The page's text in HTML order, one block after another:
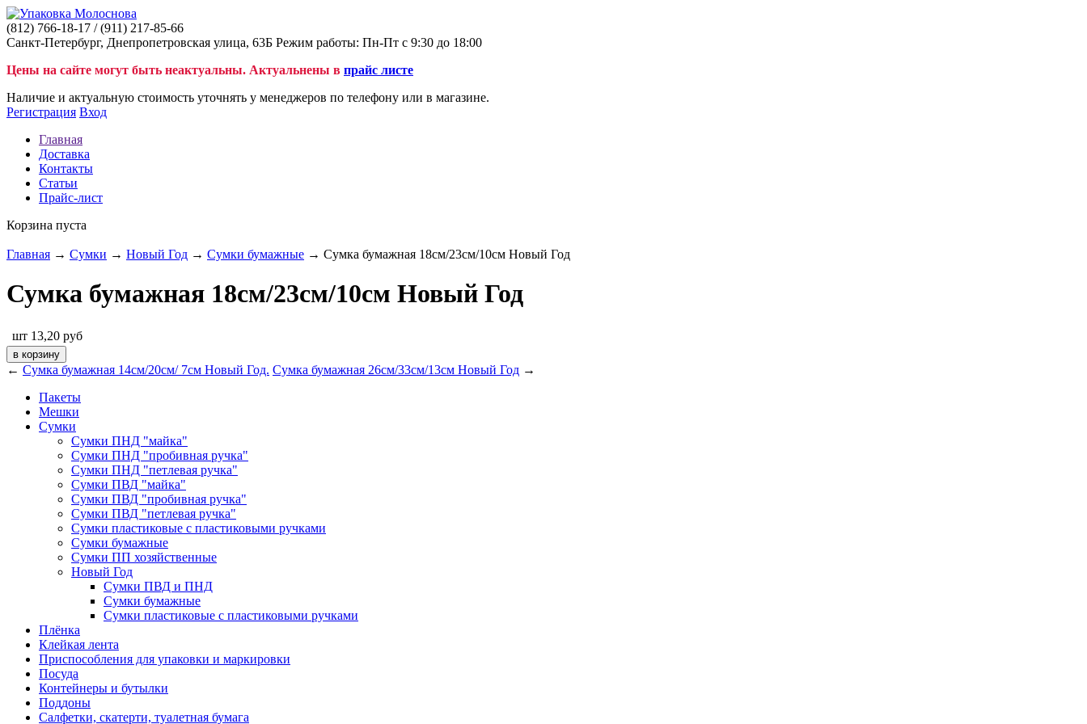
(812) 766-18-17 / (911) 217-85-66
Санкт-Петербург, Днепропетровская улица, 63Б Режим работы: Пн-Пт с 9:30 до 18:00
Цены на сайте могут быть неактуальны. Актуальнены в прайс листе
Наличие и актуальную стоимость уточнять у менеджеров по телефону или в магазине.
Регистрация Вход
Главная
Доставка
Контакты
Статьи
Прайс-лист
Корзина пуста
Главная → Сумки → Новый Год → Сумки бумажные → Сумка бумажная 18см/23см/10см Новый Год
Сумка бумажная 18см/23см/10см Новый Год
шт 13,20 руб
← Сумка бумажная 14см/20см/ 7см Новый Год. Сумка бумажная 26см/33см/13см Новый Год →
Пакеты
Мешки
Сумки
Сумки ПНД "майка"
Сумки ПНД "пробивная ручка"
Сумки ПНД "петлевая ручка"
Сумки ПВД "майка"
Сумки ПВД "пробивная ручка"
Сумки ПВД "петлевая ручка"
Сумки пластиковые с пластиковыми ручками
Сумки бумажные
Сумки ПП хозяйственные
Новый Год
Сумки ПВД и ПНД
Сумки бумажные
Сумки пластиковые с пластиковыми ручками
Плёнка
Клейкая лента
Приспособления для упаковки и маркировки
Посуда
Контейнеры и бутылки
Поддоны
Салфетки, скатерти, туалетная бумага